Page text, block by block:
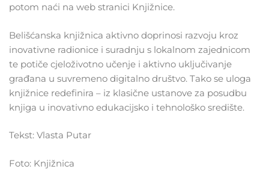
potom naći na web stranici Knjižnice.
Belišćanska knjižnica aktivno doprinosi razvoju kroz
inovativne radionice i suradnju s lokalnom zajednicom
te potiče cjeloživotno učenje i aktivno uključivanje
građana u suvremeno digitalno društvo. Tako se uloga
knjižnice redefinira – iz klasične ustanove za posudbu
knjiga u inovativno edukacijsko i tehnološko središte.
Tekst: Vlasta Putar
Foto: Knjižnica